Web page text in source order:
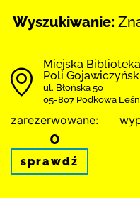
Wyszukiwanie:
Miejska
Poli
ul. Błońska 50
05-807 Podkowa
zarezerwowane:
0
sprawdź